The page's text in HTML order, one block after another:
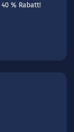
40 % Rabatt!